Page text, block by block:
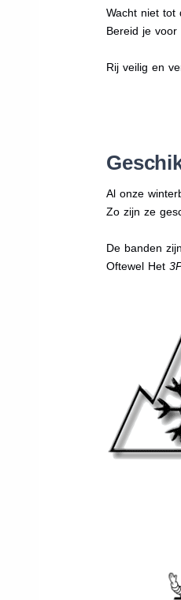
Wacht niet tot
Bereid je voor
Rij veilig en
Al onze
Zo zijn ze
De banden
Oftewel Het